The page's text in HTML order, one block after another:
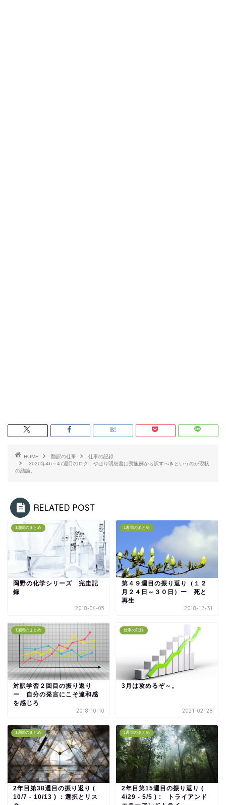
HOME 翻訳の仕事
仕事の記録
2020年46～47週目のログ：やはり明細書は実施例から訳すべきというのが現状
の結論。
RELATED POST
1週間のまとめ
岡野の化学シリーズ 完走記
録
2018-06-05
1週間のまとめ
第４９週目の振り返り（１２
月２４日～３０日）ー 死と
再生
2018-12-31
1週間のまとめ
対訳学習２回目の振り返り
ー 自分の発言にこそ違和感
を感じろ
2018-10-10
仕事の記録
3月は攻めるぞ～。
2021-02-28
1週間のまとめ
2年目第38週目の振り返り (
10/7 - 10/13 ) ：選択とリス
1週間のまとめ
2年目第15週目の振り返り (
4/29 - 5/5 ) : トライアンド